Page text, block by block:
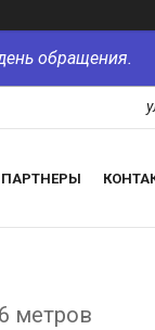
обращения.
ПАРТНЕРЫ
метров